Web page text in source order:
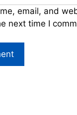
email, and
next time I